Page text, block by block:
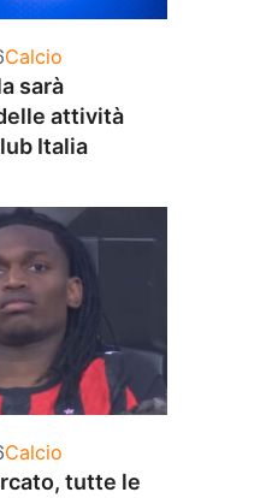
Categorie
Calcio
sarà
attività
Italia
Categorie
Calcio
tutte le